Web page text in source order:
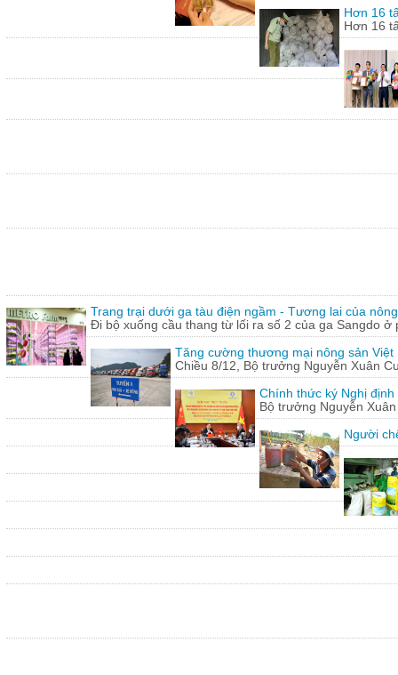
Hơn 16
Hơn 16
Trang trại dưới ga tàu điện ngầm - Tương lai của
Đi bộ xuống cầu thang từ lối ra số 2 của ga Sangdo ở
Tăng cường thương mại nông sản Việt
Chiều 8/12, Bộ trưởng Nguyễn Xuân
Chính thức ký Nghị
Bộ trưởng Nguyễn
Người